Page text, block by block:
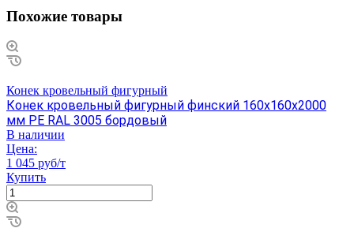
Похожие товары
Конек кровельный фигурный
Конек кровельный фигурный финский 160х160х2000
мм PE RAL 3005 бордовый
В наличии
Цена:
1 045 руб/т
Купить